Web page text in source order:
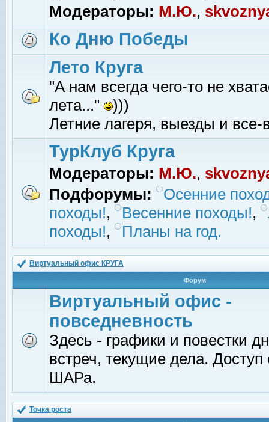
Модераторы: М.Ю.,
Ко Дню Победы
Лето Круга
"А нам всегда чего-то не
лета..."
)))
Летние лагеря, выезды и все-
ТурКлуб Круга
Модераторы: М.Ю.,
Подфорумы:
Осенние
походы!, Весенние походы!,
походы!, Планы на год.
Виртуальный офис КРУГА
Форум
Виртуальный офис -
повседневность
Здесь - графики и повестки
встреч, текущие дела.
ШАРа.
Точка роста